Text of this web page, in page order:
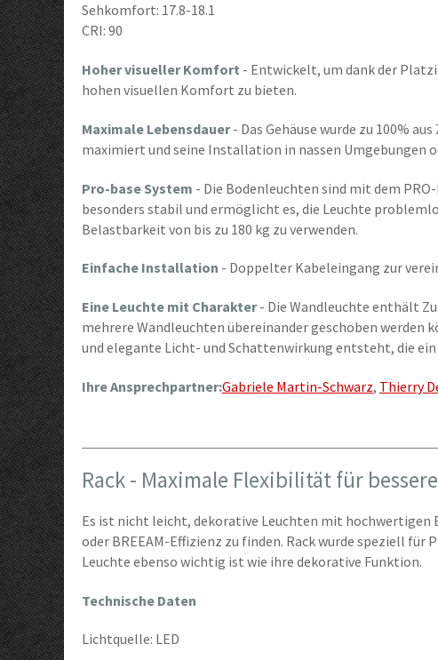
Sehkomfort: 17.8-18.1
CRI: 90
Hoher visueller Komfort - Entwickelt, um dank der
hohen visuellen Komfort zu bieten.
Maximale Lebensdauer- Das Gehäuse wurde zu 100%
maximiert und seine Installation in nassen Umgebungen
Pro-base System - Die Bodenleuchten sind mit dem
besonders stabil und ermöglicht es, die Leuchte
Belastbarkeit von bis zu 180 kg zu verwenden.
Einfache Installation - Doppelter Kabeleingang zur
Eine Leuchte mit Charakter- Die Wandleuchte enthält
mehrere Wandleuchten übereinander geschoben werden
und elegante Licht- und Schattenwirkung entsteht, die
Ihre Ansprechpartner:Gabriele Martin-Schwarz, Thierry
Rack - Maximale Flexibilität für
Es ist nicht leicht, dekorative Leuchten mit hochwertigen
oder BREEAM-Effizienz zu finden. Rack wurde speziell
Leuchte ebenso wichtig ist wie ihre dekorative Funktion.
Technische Daten
Lichtquelle: LED